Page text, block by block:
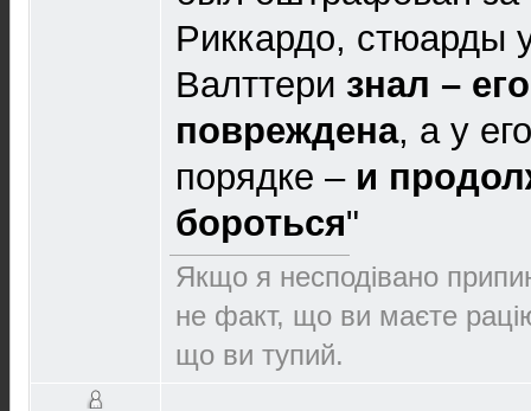
Риккардо, стюарды
Валттери знал –
повреждена, а у
порядке – и
бороться"
Якщо я несподівано
не факт, що ви маєте
що ви тупий.